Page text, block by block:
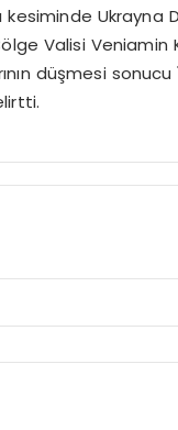
kesiminde Ukrayna
Valisi
düşmesi sonucu